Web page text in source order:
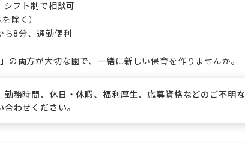
フト制で相談可
除く）
ら8分、通勤便利
の両方が大切な園で、一緒に新しい保育を作りませんか。
勤務時間、休日・休暇、福利厚生、応募資格などのご不明
わせください。